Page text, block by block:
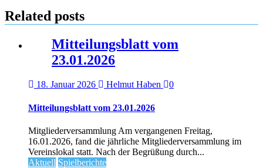
Related posts
Mitteilungsblatt vom
23.01.2026
18. Januar 2026 Helmut Haben 0
Mitteilungsblatt vom 23.01.2026
Mitgliederversammlung Am vergangenen Freitag,
16.01.2026, fand die jährliche Mitgliederversammlung im
Vereinslokal statt. Nach der Begrüßung durch...
Aktuell Spielberichte